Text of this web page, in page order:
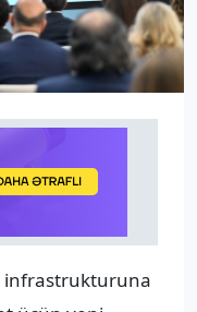
infrastrukturuna